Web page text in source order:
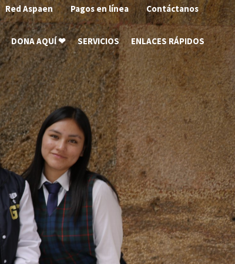
Red Aspaen Pagos en línea Contáctanos
DONA AQUÍ ❤ SERVICIOS ENLACES RÁPIDOS